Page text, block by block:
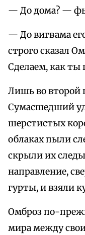
— До дома? —
— До вигвама
строго сказал
Сделаем, как ты
Лишь во второй
Сумасшедший
шерстистых
облаках пыли
скрыли их
направление,
гурты, и взяли
Омброз по-
мира между